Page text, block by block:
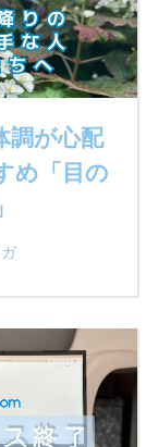
調が心配
め「目の